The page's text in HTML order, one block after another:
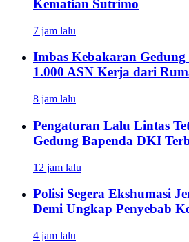
Kematian Sutrimo
7 jam lalu
Imbas Kebakaran
1.000 ASN Kerja dari
8 jam lalu
Pengaturan Lalu Lintas
Gedung Bapenda DKI
12 jam lalu
Polisi Segera Ekshumasi
Demi Ungkap Penyebab
4 jam lalu